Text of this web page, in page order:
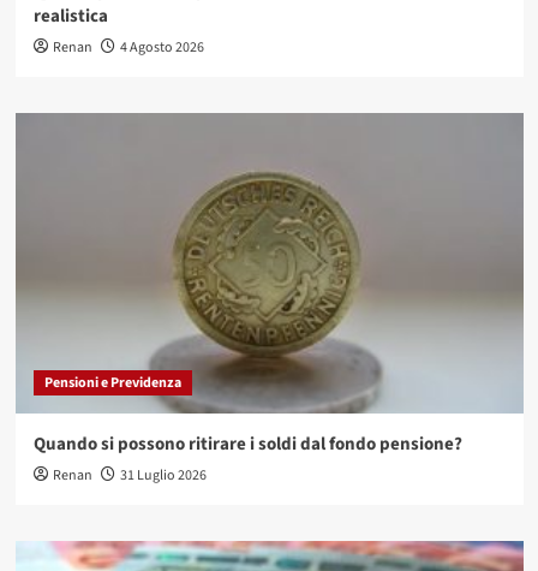
realistica
Renan 4 Agosto 2026
Pensioni e Previdenza
Quando si possono ritirare i soldi dal fondo pensione?
Renan 31 Luglio 2026